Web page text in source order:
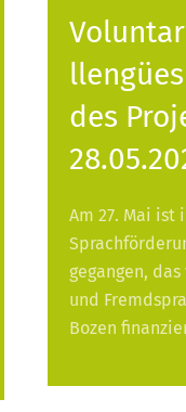
des
Am 27. Mai ist
gegangen,
und
Bozen